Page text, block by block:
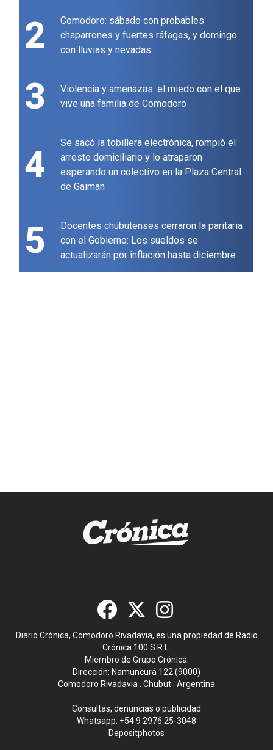
2
Comodoro: sábado con probables
chaparrones y fuertes ráfagas, y domingo
con lluvias y nevadas
3
Violencia y amenazas: el miedo con el que
vive una familia de Comodoro
4
Se sacó la tobillera electrónica, rompió el
arresto domiciliario y lo atraparon
esperando un colectivo en la Plaza Central
de Gaiman
5
Docentes chubutenses cerraron la paritaria
con el Gobierno: Los sueldos se
actualizarán por inflación hasta diciembre
Diario Crónica, Comodoro Rivadavia, es una propiedad de Radio
Crónica 100 S.R.L.
Miembro de Grupo Crónica.
Dirección: Namuncurá 122 (9000)
Comodoro Rivadavia . Chubut . Argentina
Consultas, denuncias o publicidad
Whatsapp: +54 9 2976 25-3048
Depositphotos